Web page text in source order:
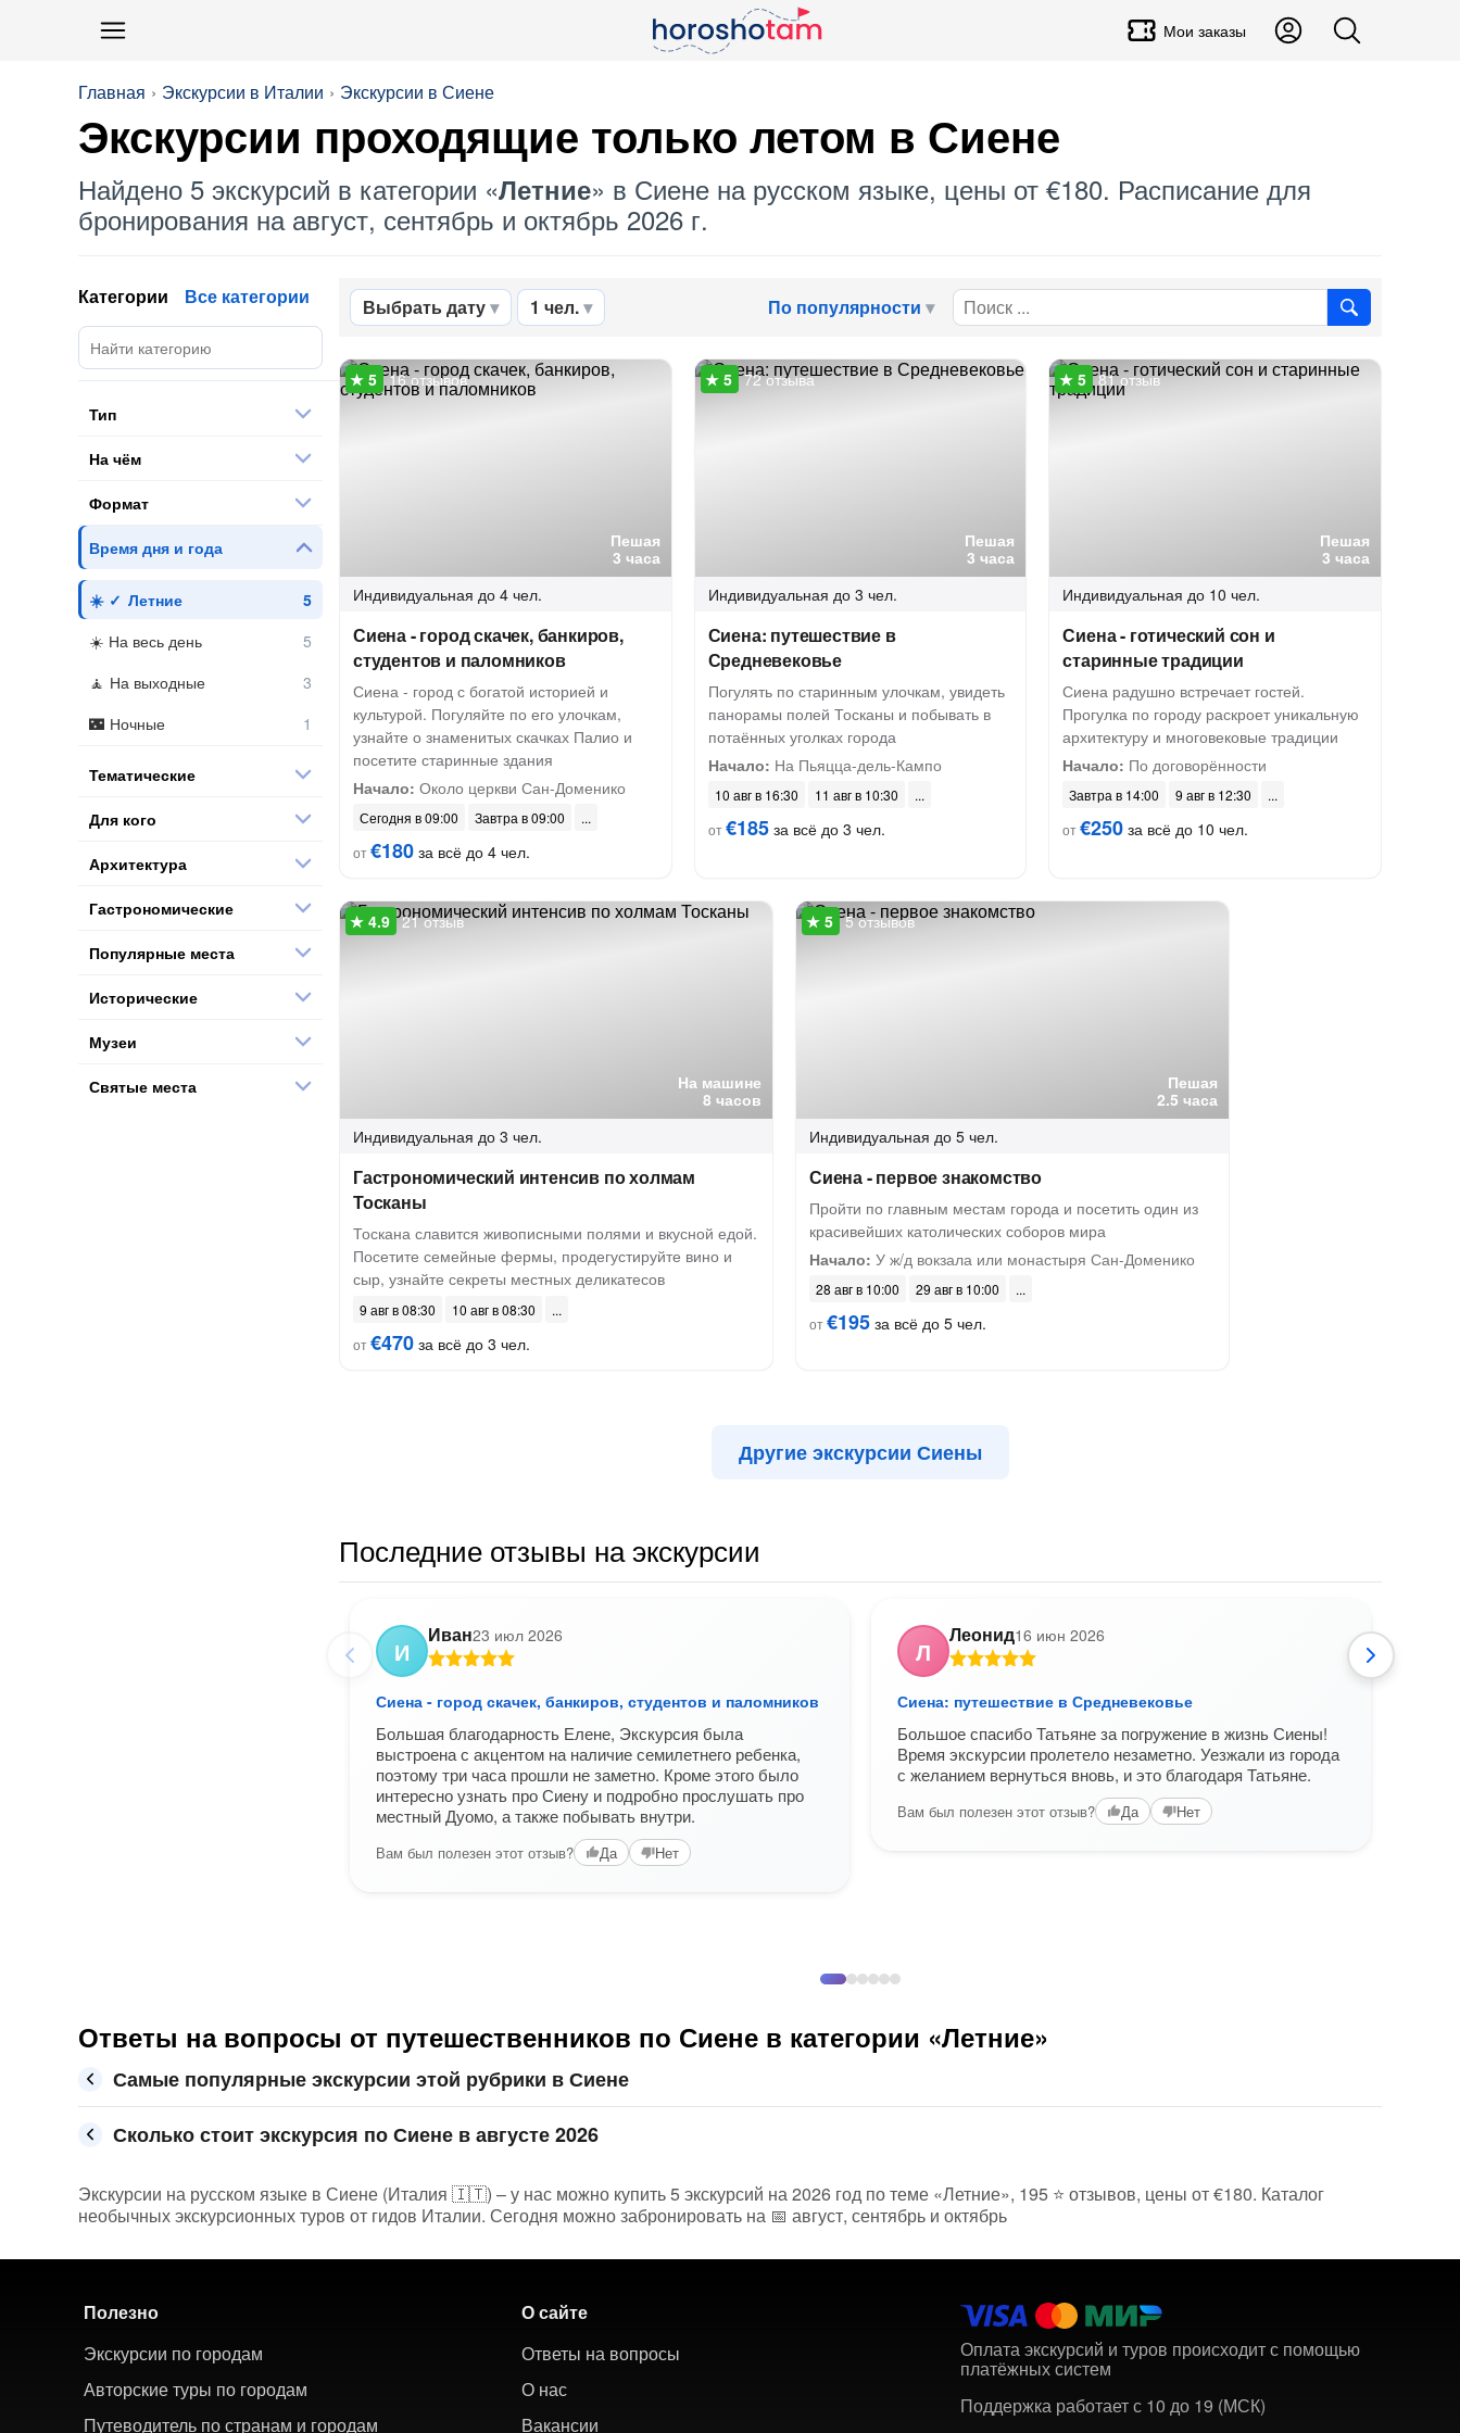
Мои заказы
Главная Экскурсии в Италии Экскурсии в Сиене
Экскурсии проходящие только летом в Сиене
Найдено 5 экскурсий в категории «Летние» в Сиене на русском языке, цены от €180. Расписание для
бронирования на август, сентябрь и октябрь 2026 г.
Выбрать дату 1 чел. По популярности
Пешая
3 часа
16 отзывов
Индивидуальная до 4 чел.
Сиена - город скачек, банкиров,
студентов и паломников
Сиена - город с богатой историей и
культурой. Погуляйте по его улочкам,
узнайте о знаменитых скачках Палио и
посетите старинные здания
Начало: Около церкви Сан-Доменико
Сегодня в 09:00
Завтра в 09:00
от€180 за всё до 4 чел.
Пешая
3 часа
72 отзыва
Индивидуальная до 3 чел.
Сиена: путешествие в
Средневековье
Погулять по старинным улочкам, увидеть
панорамы полей Тосканы и побывать в
потаённых уголках города
Начало: На Пьяцца-дель-Кампо
10 авг в 16:30
11 авг в 10:30
от€185за всё до 3 чел.
Пешая
3 часа
81 отзыв
Индивидуальная до 10 чел.
Сиена - готический сон и
старинные традиции
Сиена радушно встречает гостей.
Прогулка по городу раскроет уникальную
архитектуру и многовековые традиции
Начало: По договорённости
Завтра в 14:00
9 авг в 12:30
от€250 за всё до 10 чел.
На машине
8 часов
21 отзыв
Индивидуальная до 3 чел.
Гастрономический интенсив по холмам
Тосканы
Тоскана славится живописными полями и вкусной едой.
Посетите семейные фермы, продегустируйте вино и
сыр, узнайте секреты местных деликатесов
9 авг в 08:30
10 авг в 08:30
от€470 за всё до 3 чел.
Пешая
2.5 часа
5 отзывов
Индивидуальная до 5 чел.
Сиена - первое знакомство
Пройти по главным местам города и посетить один из
красивейших католических соборов мира
Начало: У ж/д вокзала или монастыря Сан-Доменико
28 авг в 10:00
29 авг в 10:00
от€195 за всё до 5 чел.
Другие экскурсии Сиены
Последние отзывы на экскурсии
И
Иван23 июл 2026
Сиена - город скачек, банкиров, студентов и паломников
Большая благодарность Елене, Экскурсия была
выстроена с акцентом на наличие семилетнего ребенка,
поэтому три часа прошли не заметно. Кроме этого было
интересно узнать про Сиену и подробно прослушать про
местный Дуомо, а также побывать внутри.
Вам был полезен этот отзыв? Да Нет
Л
Леонид16 июн 2026
Сиена: путешествие в Средневековье
Большое спасибо Татьяне за погружение в жизнь Сиены!
Время экскурсии пролетело незаметно. Уезжали из города
с желанием вернуться вновь, и это благодаря Татьяне.
Вам был полезен этот отзыв? Да Нет
Категории Все категории
Тип
На чём
Формат
Время дня и года
Летние
На весь день
На выходные
Ночные
Тематические
Для кого
Архитектура
Гастрономические
Популярные места
Исторические
Музеи
Святые места
Ответы на вопросы от путешественников по Сиене в категории «Летние»
Самые популярные экскурсии этой рубрики в Сиене
Сколько стоит экскурсия по Сиене в августе 2026
Экскурсии на русском языке в Сиене (Италия 🇮🇹) – у нас можно купить 5 экскурсий на 2026 год по теме «Летние», 195 ⭐ отзывов, цены от €180. Каталог
необычных экскурсионных туров от гидов Италии. Сегодня можно забронировать на 📅 август, сентябрь и октябрь
Полезно
Экскурсии по городам
Авторские туры по городам
Путеводитель по странам и городам
О сайте
Ответы на вопросы
О нас
Вакансии
Оплата экскурсий и туров происходит с помощью
платёжных систем
Поддержка работает с 10 до 19 (МСК)